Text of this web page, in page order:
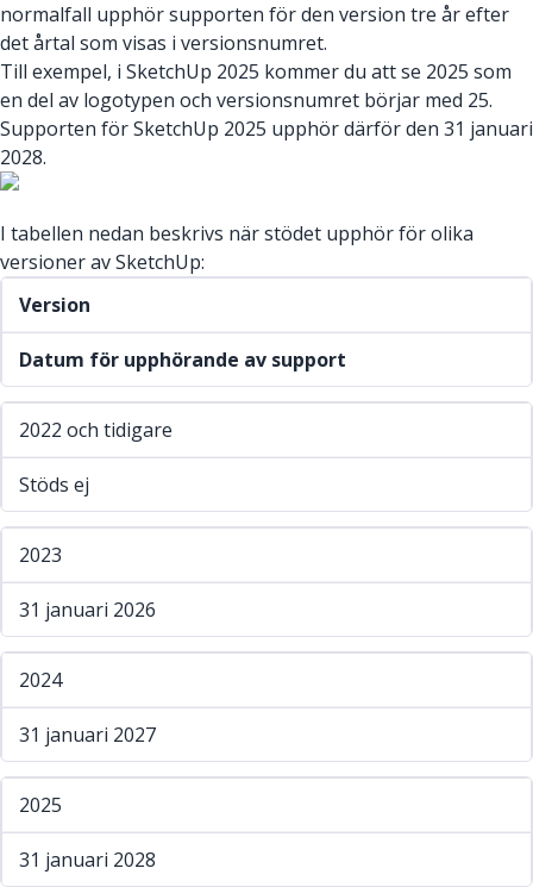
normalfall upphör supporten för den version tre år efter
det årtal som visas i versionsnumret.
Till exempel, i SketchUp 2025 kommer du att se 2025 som
en del av logotypen och versionsnumret börjar med 25.
Supporten för SketchUp 2025 upphör därför den 31 januari
2028.
I tabellen nedan beskrivs när stödet upphör för olika
versioner av SketchUp:
Version
Datum för upphörande av support
2022 och tidigare
Stöds ej
2023
31 januari 2026
2024
31 januari 2027
2025
31 januari 2028